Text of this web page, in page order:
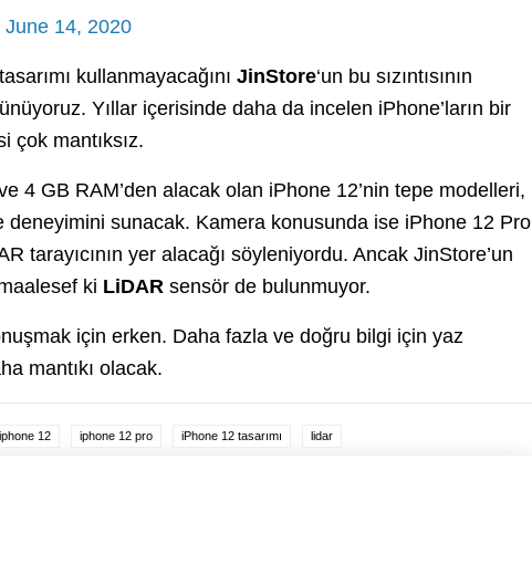
June 14, 2020
tasarımı kullanmayacağını JinStore‘un bu sızıntısının
Yıllar içerisinde daha da incelen iPhone’ların bir
çok mantıksız.
4 GB RAM’den alacak olan iPhone 12’nin tepe modelleri,
deneyimini sunacak. Kamera konusunda ise iPhone 12 Pro
tarayıcının yer alacağı söyleniyordu. Ancak JinStore’un
ki LiDAR sensör de bulunmuyor.
için erken. Daha fazla ve doğru bilgi için yaz
mantıkı olacak.
iphone 12 iphone 12 pro iPhone 12 tasarımı lidar